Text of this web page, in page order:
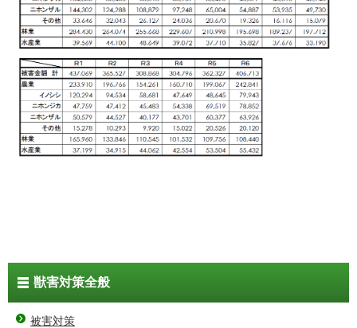
獣害対策全般
被害対策